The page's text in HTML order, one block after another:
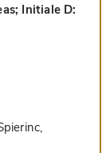
Initiale D: